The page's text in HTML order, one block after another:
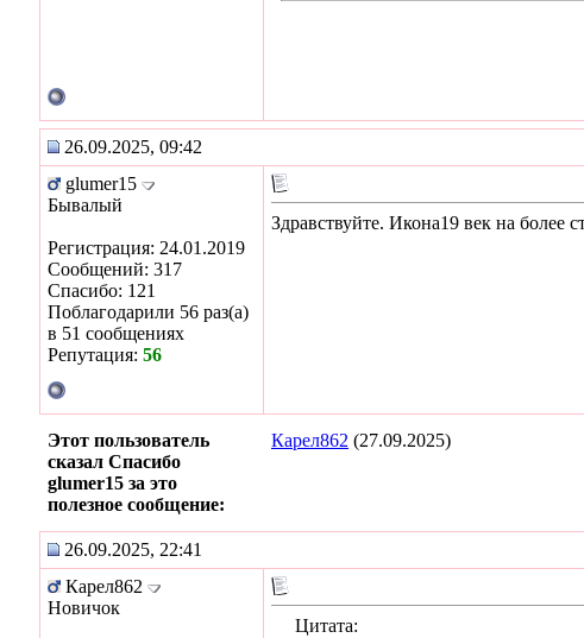
26.09.2025, 09:42
glumer15
Бывалый
Регистрация: 24.01.2019
Сообщений: 317
Спасибо: 121
Поблагодарили 56 раз(а)
в 51 сообщениях
Репутация: 56
Здравствуйте. Икона19 век на
Этот пользователь
сказал Спасибо
glumer15 за это
полезное сообщение:
Карел862 (27.09.2025)
26.09.2025, 22:41
Карел862
Новичок
Цитата: